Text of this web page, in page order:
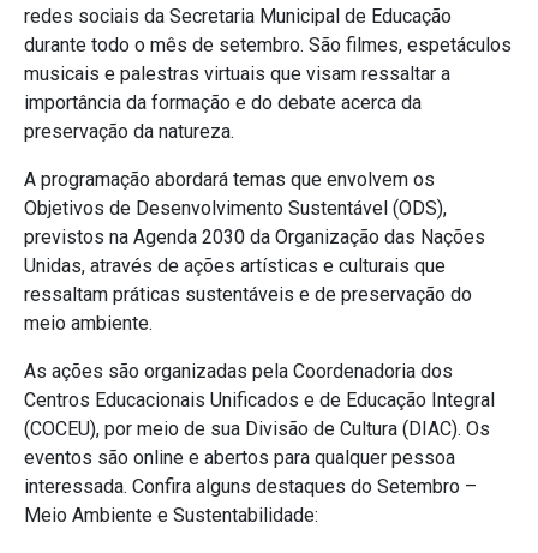
redes sociais da Secretaria Municipal de Educação
durante todo o mês de setembro. São filmes, espetáculos
musicais e palestras virtuais que visam ressaltar a
importância da formação e do debate acerca da
preservação da natureza.
A programação abordará temas que envolvem os
Objetivos de Desenvolvimento Sustentável (ODS),
previstos na Agenda 2030 da Organização das Nações
Unidas, através de ações artísticas e culturais que
ressaltam práticas sustentáveis e de preservação do
meio ambiente.
As ações são organizadas pela Coordenadoria dos
Centros Educacionais Unificados e de Educação Integral
(COCEU), por meio de sua Divisão de Cultura (DIAC). Os
eventos são online e abertos para qualquer pessoa
interessada. Confira alguns destaques do Setembro –
Meio Ambiente e Sustentabilidade: